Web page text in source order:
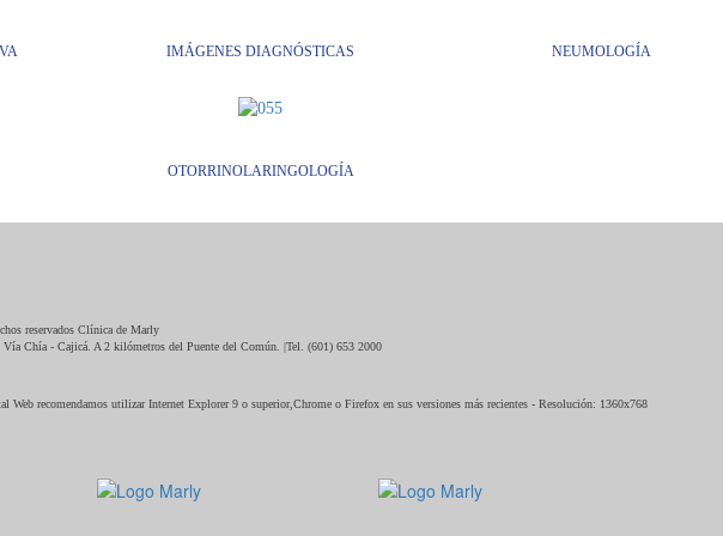
IMÁGENES DIAGNÓSTICAS NEUMOLOGÍA
OTORRINOLARINGOLOGÍA
reservados Clínica de Marly
Vía Chía - Cajicá. A 2 kilómetros del Puente del Común. |Tel. (601) 653 2000
Web recomendamos utilizar Internet Explorer 9 o superior,Chrome o Firefox en sus versiones más recientes - Resolución: 1360x768